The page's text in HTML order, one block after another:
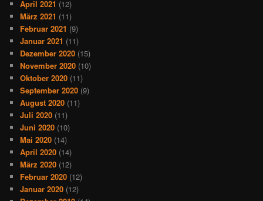
April 2021 (12)
März 2021 (11)
Februar 2021 (9)
Januar 2021 (11)
Dezember 2020 (15)
November 2020 (10)
Oktober 2020 (11)
September 2020 (9)
August 2020 (11)
Juli 2020 (11)
Juni 2020 (10)
Mai 2020 (14)
April 2020 (14)
März 2020 (12)
Februar 2020 (12)
Januar 2020 (12)